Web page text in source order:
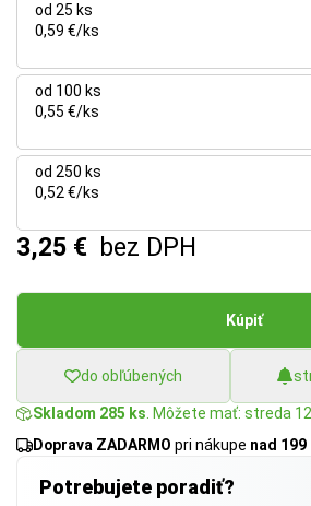
od 25 ks
0,59 €/ks
od 100 ks
0,55 €/ks
od 250 ks
0,52 €/ks
3,25 € bez DPH
Kúpiť
do obľúbených
Skladom 285 ks . Môžete mať: streda
Doprava ZADARMO pri nákupe nad 199
Potrebujete poradiť?